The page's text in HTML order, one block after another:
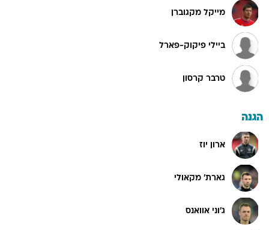
מייקל מקגוברן
ביילי פיקוק-פארל
טרבר קרסון
הגנה
ארון יוז
גארת' מקאולי
ג'וני אוואנס